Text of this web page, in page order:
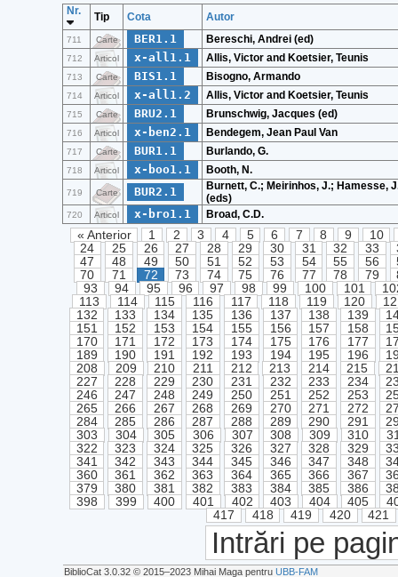
Nr. Tip Cota Autor
711 Carte BER1.1 Bereschi, Andrei (ed)
712 Articol x-all1.1 Allis, Victor and Koetsier, Teunis
713 Carte BIS1.1 Bisogno, Armando
714 Articol x-all1.2 Allis, Victor and Koetsier, Teunis
715 Carte BRU2.1 Brunschwig, Jacques (ed)
716 Articol x-ben2.1 Bendegem, Jean Paul Van
717 Carte BUR1.1 Burlando, G.
718 Articol x-boo1.1 Booth, N.
719 Carte BUR2.1
Burnett, C.; Meirinhos, J.; Hamesse,
(eds)
720 Articol x-bro1.1 Broad, C.D.
« Anterior 1 2 3 4 5 6 7 8 9
10
24
25 26 27 28 29 30 31 32 33
47
48 49 50 51 52 53 54 55 56
70
71 72 73 74 75 76 77 78 79
93
94 95 96 97 98 99 100 101
113
114 115 116 117 118 119 120
132
133 134 135 136 137 138 139
151
152 153 154 155 156 157 158
170
171 172 173 174 175 176 177
189
190 191 192 193 194 195 196
208
209 210 211 212 213 214 215
227
228 229 230 231 232 233 234
246
247 248 249 250 251 252 253
265
266 267 268 269 270 271 272
284
285 286 287 288 289 290 291
303
304 305 306 307 308 309 310
322
323 324 325 326 327 328 329
341
342 343 344 345 346 347 348
360
361 362 363 364 365 366 367
379
380 381 382 383 384 385 386
398
399 400 401 402 403 404 405
417
418 419 420 421
Intrări pe
BiblioCat 3.0.32 © 2015‒2023 Mihai Maga pentru UBB-FAM